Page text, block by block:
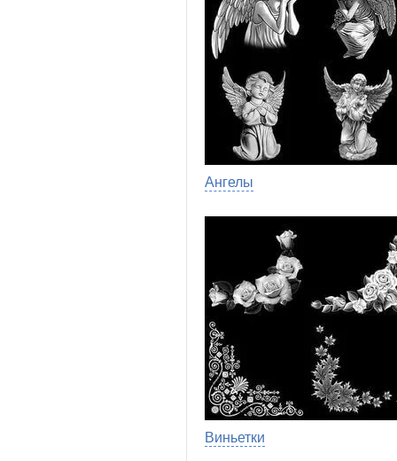
Ангелы
Виньетки